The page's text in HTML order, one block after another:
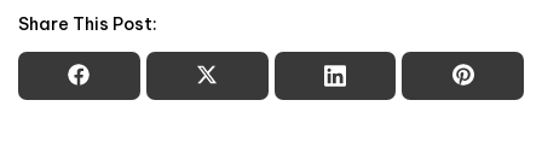
Share This Post: